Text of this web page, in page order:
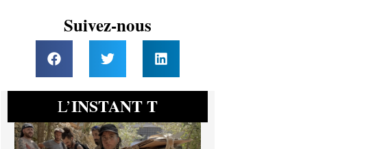
Suivez-nous
L’INSTANT T